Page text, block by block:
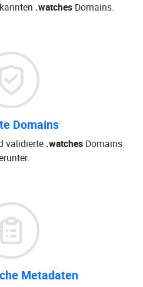
.watchesDomains.
Domains
validierte .watches Domains
Metadaten